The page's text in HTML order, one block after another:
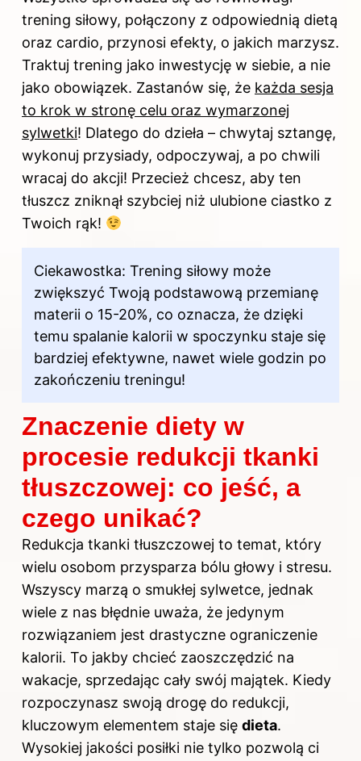
trening siłowy, połączony z odpowiednią dietą
oraz cardio, przynosi efekty, o jakich marzysz.
Traktuj trening jako inwestycję w siebie, a nie
jako obowiązek. Zastanów się, że każda sesja
to krok w stronę celu oraz wymarzonej
sylwetki! Dlatego do dzieła – chwytaj sztangę,
wykonuj przysiady, odpoczywaj, a po chwili
wracaj do akcji! Przecież chcesz, aby ten
tłuszcz zniknął szybciej niż ulubione ciastko z
Twoich rąk!
Ciekawostka: Trening siłowy może
zwiększyć Twoją podstawową przemianę
materii o 15-20%, co oznacza, że dzięki
temu spalanie kalorii w spoczynku staje się
bardziej efektywne, nawet wiele godzin po
zakończeniu treningu!
Znaczenie diety w
procesie redukcji tkanki
tłuszczowej: co jeść, a
czego unikać?
Redukcja tkanki tłuszczowej to temat, który
wielu osobom przysparza bólu głowy i stresu.
Wszyscy marzą o smukłej sylwetce, jednak
wiele z nas błędnie uważa, że jedynym
rozwiązaniem jest drastyczne ograniczenie
kalorii. To jakby chcieć zaoszczędzić na
wakacje, sprzedając cały swój majątek. Kiedy
rozpoczynasz swoją drogę do redukcji,
kluczowym elementem staje się dieta.
Wysokiej jakości posiłki nie tylko pozwolą ci